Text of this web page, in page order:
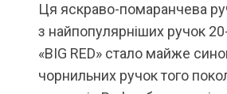
Ця яскраво-помаранчева
з найпопулярніших ручок
«BIG RED» стало майже
чорнильних ручок того